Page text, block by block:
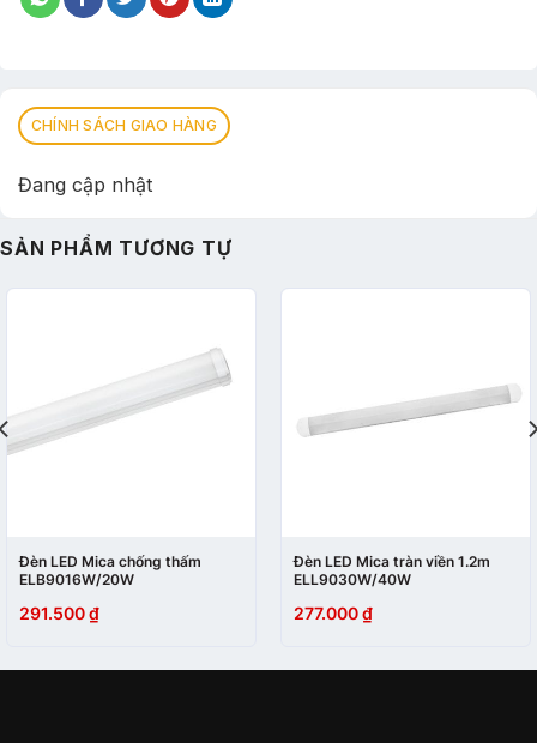
CHÍNH SÁCH GIAO HÀNG
Đang cập nhật
SẢN PHẨM TƯƠNG TỰ
Đèn LED Mica chống thấm
ELB9016W/20W
291.500₫
Đèn LED Mica tràn viền 1.2m
ELL9030W/40W
277.000₫